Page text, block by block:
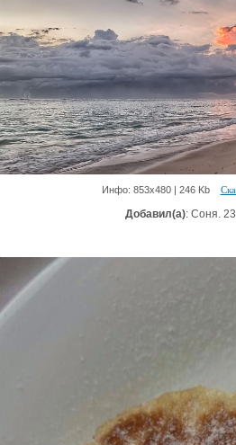
Инфо: 853х480 | 246 Kb
Добавил(а): Соня.